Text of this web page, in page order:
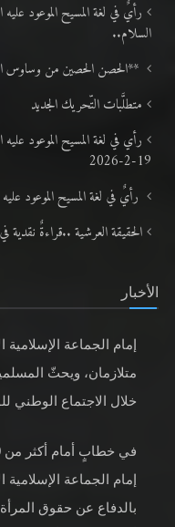
السلام..
**الحصن الحصين من وساوس
متطلَّبات التّحريك الجديد
19-2-2026
رأيٌ في لغة المسيح الموعود عليه السلام ..1 في محنة
الحقيقة العرشية ..قراءةٌ نقدية
الأخبار
إمام الجماعة الإسلامية
متلازمان، ويحثّ
خلال الاجتماع الوطني
إمام الجماعة الإسلامية
بالدفاع عن حقوق